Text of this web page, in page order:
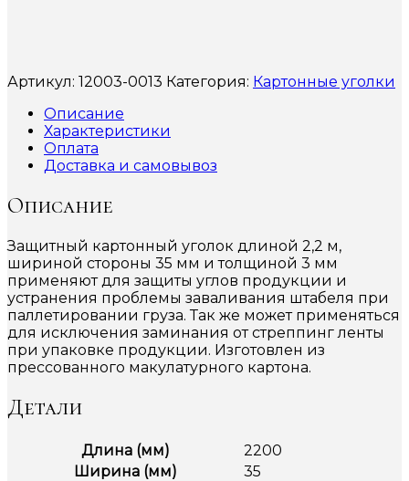
Артикул: 12003-0013 Категория: Картонные уголки
Описание
Характеристики
Оплата
Доставка и самовывоз
Описание
Защитный картонный уголок длиной 2,2 м,
шириной стороны 35 мм и толщиной 3 мм
применяют для защиты углов продукции и
устранения проблемы заваливания штабеля при
паллетировании груза. Так же может применяться
для исключения заминания от стреппинг ленты
при упаковке продукции. Изготовлен из
прессованного макулатурного картона.
Детали
Длина (мм)
2200
Ширина (мм)
35